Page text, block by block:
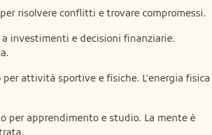
risolvere conflitti e trovare compromessi.
investimenti e decisioni finanziarie.
per attività sportive e fisiche. L'energia fisica
per apprendimento e studio. La mente è